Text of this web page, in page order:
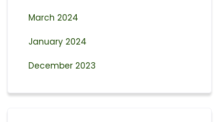
March 2024
January 2024
December 2023